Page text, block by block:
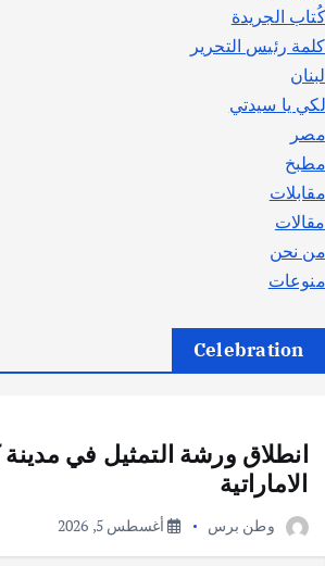
كُتاب الجريدة
كلمة رئيس التحرير
لبنان
لكي يا سيدتي
مصر
مطبخ
مقابلات
مقالات
من نحن
منوعات
Celebration
انطلاق ورشة التمثيل في مدينة
الاماراتية
وطن برس أغسطس 5, 2026